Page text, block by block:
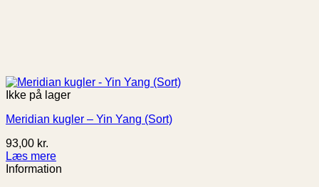
Ikke på lager
Meridian kugler – Yin Yang (Sort)
93,00 kr.
Læs mere
Information